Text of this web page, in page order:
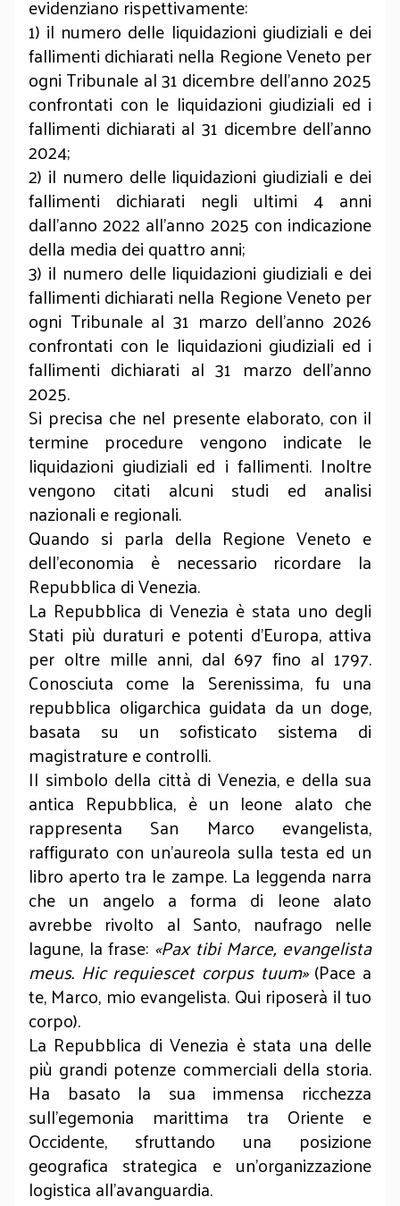
evidenziano rispettivamente:
1) il numero delle liquidazioni giudiziali e dei
fallimenti dichiarati nella Regione Veneto per
ogni Tribunale al 31 dicembre dell’anno 2025
confrontati con le liquidazioni giudiziali ed i
fallimenti dichiarati al 31 dicembre dell’anno
2024;
2) il numero delle liquidazioni giudiziali e dei
fallimenti dichiarati negli ultimi 4 anni
dall’anno 2022 all’anno 2025 con indicazione
della media dei quattro anni;
3) il numero delle liquidazioni giudiziali e dei
fallimenti dichiarati nella Regione Veneto per
ogni Tribunale al 31 marzo dell’anno 2026
confrontati con le liquidazioni giudiziali ed i
fallimenti dichiarati al 31 marzo dell’anno
2025.
Si precisa che nel presente elaborato, con il
termine procedure vengono indicate le
liquidazioni giudiziali ed i fallimenti. Inoltre
vengono citati alcuni studi ed analisi
nazionali e regionali.
Quando si parla della Regione Veneto e
dell’economia è necessario ricordare la
Repubblica di Venezia.
La Repubblica di Venezia è stata uno degli
Stati più duraturi e potenti d’Europa, attiva
per oltre mille anni, dal 697 fino al 1797.
Conosciuta come la Serenissima, fu una
repubblica oligarchica guidata da un doge,
basata su un sofisticato sistema di
magistrature e controlli.
Il simbolo della città di Venezia, e della sua
antica Repubblica, è un leone alato che
rappresenta San Marco evangelista,
raffigurato con un’aureola sulla testa ed un
libro aperto tra le zampe. La leggenda narra
che un angelo a forma di leone alato
avrebbe rivolto al Santo, naufrago nelle
lagune, la frase: «Pax tibi Marce, evangelista
meus. Hic requiescet corpus tuum»(Pace a
te, Marco, mio evangelista. Qui riposerà il tuo
corpo).
La Repubblica di Venezia è stata una delle
più grandi potenze commerciali della storia.
Ha basato la sua immensa ricchezza
sull'egemonia marittima tra Oriente e
Occidente, sfruttando una posizione
geografica strategica e un'organizzazione
logistica all'avanguardia.